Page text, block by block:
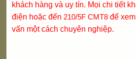
khách hàng và uy tín. Mọi chi tiết
điện hoặc đến 210/5F CMT8để
vấn một cách chuyên nghiệp.